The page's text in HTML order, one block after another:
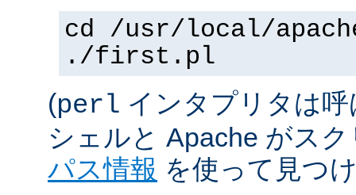
cd /usr/local/
./first.pl
(perl インタプリタは
シェルと Apache がス
パス情報 を使って見つ